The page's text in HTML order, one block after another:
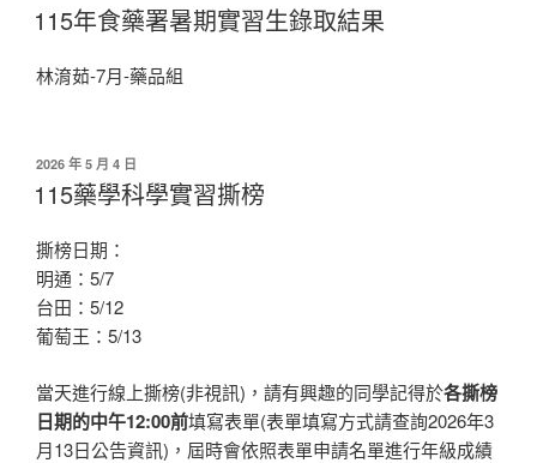
佈
於
115年食藥署暑期實習生錄取結果
林淯茹-7月-藥品組
發
佈
於
2026 年 5 月 4 日
115藥學科學實習撕榜
撕榜日期：
明通：5/7
台田：5/12
葡萄王：5/13
當天進行線上撕榜(非視訊)，請有興趣的同學記得於各撕榜
日期的中午12:00前填寫表單(表單填寫方式請查詢2026年3
月13日公告資訊)，屆時會依照表單申請名單進行年級成績